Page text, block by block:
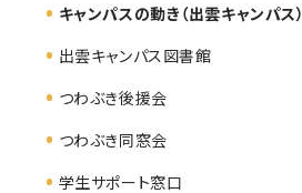
キャンパスの動き（出雲キャンパス）
出雲キャンパス図書館
つわぶき後援会
つわぶき同窓会
学生サポート窓口